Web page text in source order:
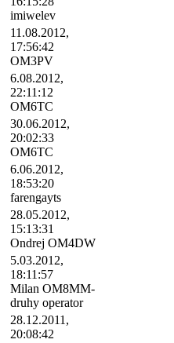
imiwelev
11.08.2012,
17:56:42
OM3PV
6.08.2012,
22:11:12
OM6TC
30.06.2012,
20:02:33
OM6TC
6.06.2012,
18:53:20
farengayts
28.05.2012,
15:13:31
Ondrej OM4DW
5.03.2012,
18:11:57
Milan OM8MM-
druhy operator
28.12.2011,
20:08:42